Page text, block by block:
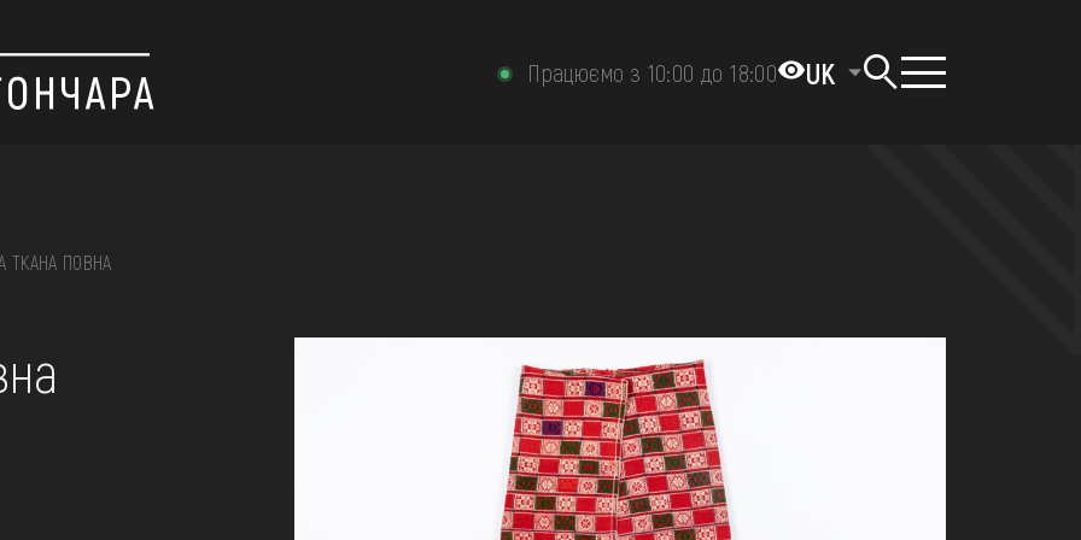
Працюємо з 10:00 до 18:00 UK
ТКАНА ПОВНА